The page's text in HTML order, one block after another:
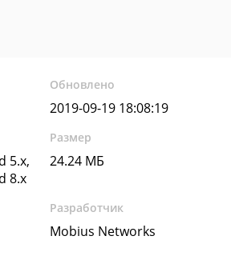
Обновлено
2019-09-19 18:08:19
5.x,
8.x
Размер
24.24 МБ
Разработчик
Mobius Networks